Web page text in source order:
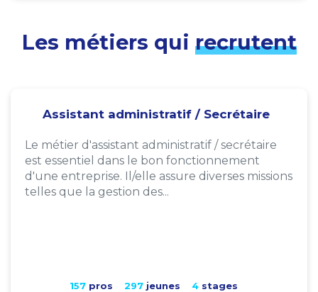
Les métiers qui recrutent
Assistant administratif / Secrétaire
Le métier d'assistant administratif / secrétaire
est essentiel dans le bon fonctionnement
d'une entreprise. Il/elle assure diverses missions
telles que la gestion des...
157pros 297jeunes 4stages